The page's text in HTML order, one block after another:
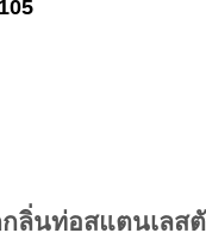
ลิ่นท่อสแตนเลส